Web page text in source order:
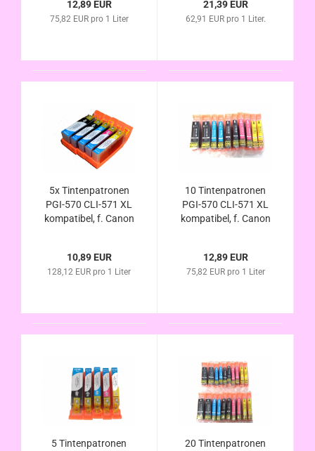
MG7753 im
Vorteilspack
12,89 EUR
75,82 EUR pro 1 Liter
MG7753 im
Vorteilspack
21,39 EUR
62,91 EUR pro 1 Liter.
5x Tintenpatronen
PGI-570 CLI-571 XL
kompatibel, f. Canon
MG7753 im
Vorteilspack
10,89 EUR
128,12 EUR pro 1 Liter
10 Tintenpatronen
PGI-570 CLI-571 XL
kompatibel, f. Canon
TS5053 TS5055
12,89 EUR
75,82 EUR pro 1 Liter
5 Tintenpatronen
20 Tintenpatronen